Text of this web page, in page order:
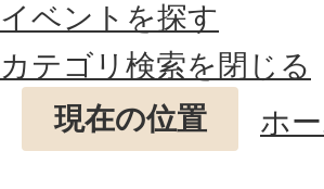
イベントを探す
カテゴリ検索を閉じる
現在の位置
ホ